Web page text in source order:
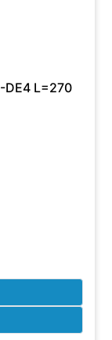
DE4 L=270